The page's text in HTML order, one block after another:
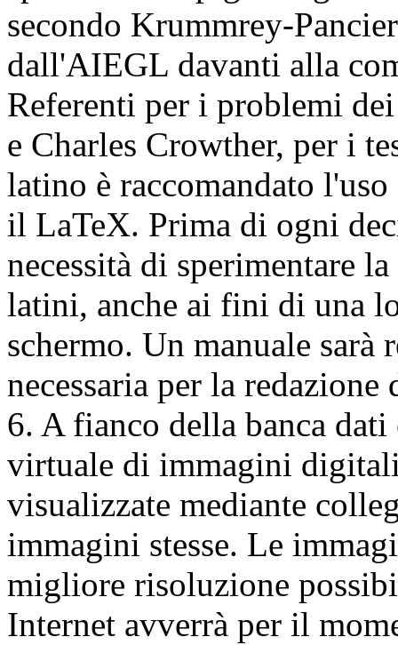
secondo Krummrey-
dall'AIEGL davanti alla
Referenti per i problemi
e Charles Crowther, per i
latino è raccomandato
il LaTeX. Prima di ogni
necessità di sperimentare
latini, anche ai fini di una
schermo. Un manuale
necessaria per la redazione
6. A fianco della banca
virtuale di immagini
visualizzate mediante
immagini stesse. Le
migliore risoluzione
Internet avverrà per il